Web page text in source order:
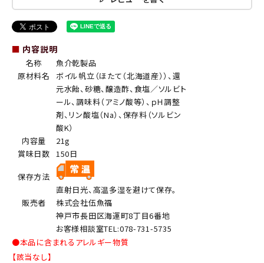
■ 内容説明
名称
魚介乾製品
原材料名
ボイル帆立（ほたて（北海道産））、還
元水飴、砂糖、醸造酢、食塩／ソルビト
ール、調味料（アミノ酸等）、ｐＨ調整
剤、リン酸塩（Na）、保存料（ソルビン
酸K）
内容量
21g
賞味日数
150日
保存方法
直射日光、高温多湿を避けて保存。
販売者
株式会社伍魚福
神戸市長田区海運町8丁目6番地
お客様相談室TEL:078-731-5735
●本品に含まれるアレルギー物質
【該当なし】